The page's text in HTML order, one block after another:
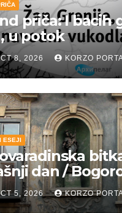
priča: I bacih
u potok
8, 2026 KORZO
ESEJI
dan /
u
5, 2026 KORZO